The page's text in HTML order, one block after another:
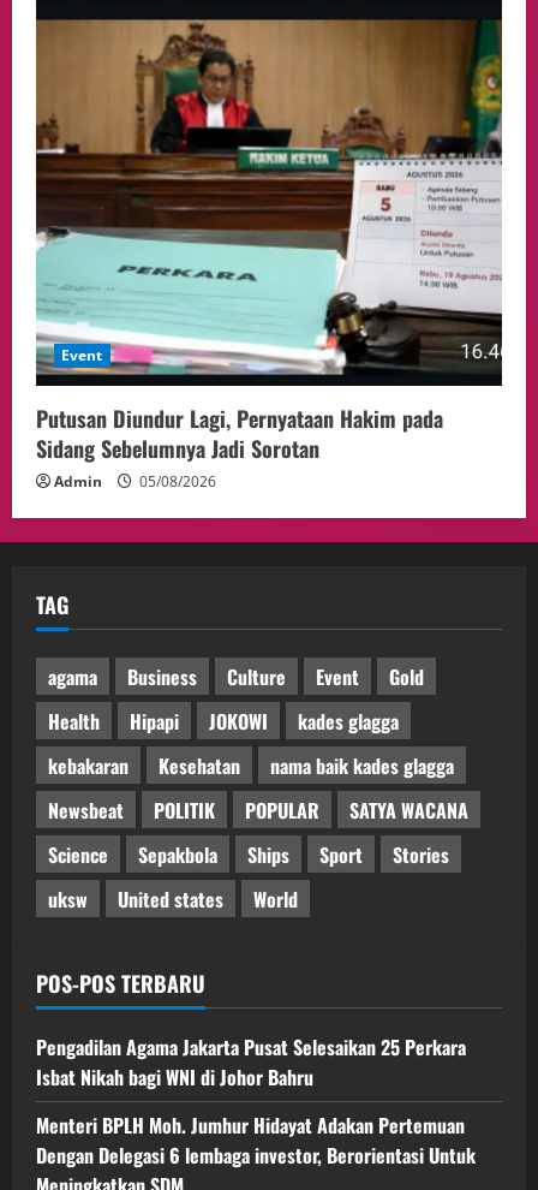
Event
Putusan Diundur Lagi, Pernyataan Hakim pada
Sidang Sebelumnya Jadi Sorotan
Admin 05/08/2026
TAG
agama Business Culture Event
Gold
Health
Hipapi JOKOWI
kades glagga
kebakaran
Kesehatan
nama baik kades glagga
Newsbeat
POLITIK POPULAR
SATYA WACANA
Science
Sepakbola Ships Sport
Stories
uksw
United states World
POS-POS TERBARU
Pengadilan Agama Jakarta Pusat Selesaikan 25 Perkara
Isbat Nikah bagi WNI di Johor Bahru
Menteri BPLH Moh. Jumhur Hidayat Adakan Pertemuan
Dengan Delegasi 6 lembaga investor, Berorientasi Untuk